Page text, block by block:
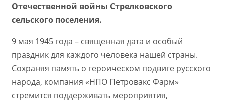
Отечественной войны Стрелковского
сельского поселения.
9 мая 1945 года – священная дата и особый
праздник для каждого человека нашей страны.
Сохраняя память о героическом подвиге русского
народа, компания «НПО Петровакс Фарм»
стремится поддерживать мероприятия,